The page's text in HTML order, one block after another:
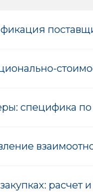
специфика по
расчет